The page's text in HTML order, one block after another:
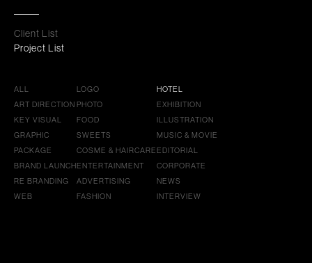
Client List
Project List
ALL
ART DIRECTION
KEY VISUAL
GRAPHIC
PACKAGE
BRAND LAUNCH
RE BRANDING
WEB
LOGO
PHOTO
FOOD
SWEETS
COSME & HAIRCARE
ENTERTAINMENT
ADVERTISING
FASHION
HOTEL
EXHIBITION
ILLUSTRATION
MUSIC & MOVIE
EDITORIAL
CORPORATE
NEWS
INTERVIEW